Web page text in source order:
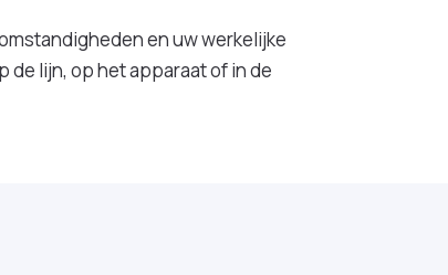
en uw werkelijke
de lijn, op het apparaat of in de